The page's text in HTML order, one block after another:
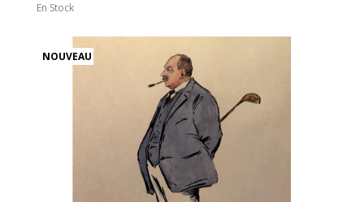
En Stock
NOUVEAU